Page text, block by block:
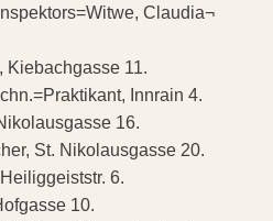
Claudia¬
Kiebachgasse 11.
Innrain 4.
16.
St. Nikolausgasse 20.
6.
10.